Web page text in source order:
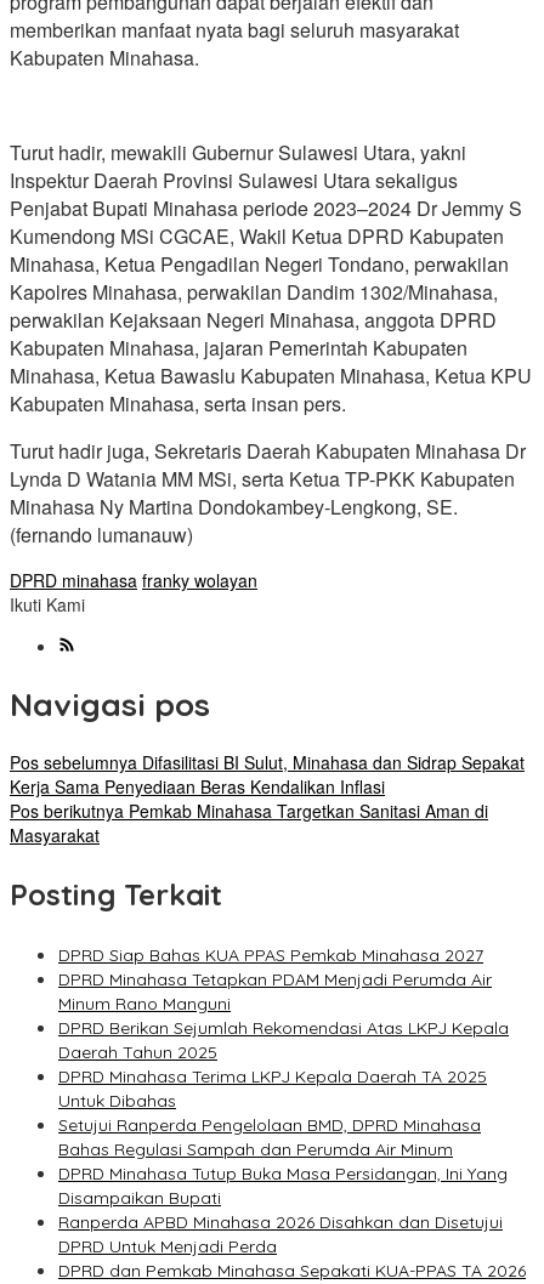
memberikan manfaat nyata bagi seluruh masyarakat
Kabupaten Minahasa.
Turut hadir, mewakili Gubernur Sulawesi Utara, yakni
Inspektur Daerah Provinsi Sulawesi Utara sekaligus
Penjabat Bupati Minahasa periode 2023–2024 Dr Jemmy S
Kumendong MSi CGCAE, Wakil Ketua DPRD Kabupaten
Minahasa, Ketua Pengadilan Negeri Tondano, perwakilan
Kapolres Minahasa, perwakilan Dandim 1302/Minahasa,
perwakilan Kejaksaan Negeri Minahasa, anggota DPRD
Kabupaten Minahasa, jajaran Pemerintah Kabupaten
Minahasa, Ketua Bawaslu Kabupaten Minahasa, Ketua KPU
Kabupaten Minahasa, serta insan pers.
Turut hadir juga, Sekretaris Daerah Kabupaten Minahasa Dr
Lynda D Watania MM MSi, serta Ketua TP-PKK Kabupaten
Minahasa Ny Martina Dondokambey-Lengkong, SE.
(fernando lumanauw)
DPRD minahasa franky wolayan
Ikuti Kami
Navigasi pos
Pos sebelumnya Difasilitasi BI Sulut, Minahasa dan Sidrap Sepakat
Kerja Sama Penyediaan Beras Kendalikan Inflasi
Pos berikutnya Pemkab Minahasa Targetkan Sanitasi Aman di
Masyarakat
Posting Terkait
DPRD Siap Bahas KUA PPAS Pemkab Minahasa 2027
DPRD Minahasa Tetapkan PDAM Menjadi Perumda Air
Minum Rano Manguni
DPRD Berikan Sejumlah Rekomendasi Atas LKPJ Kepala
Daerah Tahun 2025
DPRD Minahasa Terima LKPJ Kepala Daerah TA 2025
Untuk Dibahas
Setujui Ranperda Pengelolaan BMD, DPRD Minahasa
Bahas Regulasi Sampah dan Perumda Air Minum
DPRD Minahasa Tutup Buka Masa Persidangan, Ini Yang
Disampaikan Bupati
Ranperda APBD Minahasa 2026 Disahkan dan Disetujui
DPRD Untuk Menjadi Perda
DPRD dan Pemkab Minahasa Sepakati KUA-PPAS TA 2026